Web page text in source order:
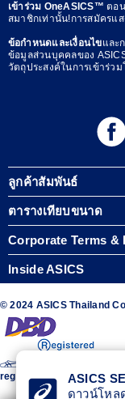
เข้าร่วม OneASICS™ตอ
สมาชิกเท่านั้น!การสมัครแ
ข้อกำหนดและเงื่อนไขและ
ข้อมูลส่วนบุคคลของ
วัตถุประสงค์ในการเข้าร่ว
ลูกค้าสัมพันธ์
ตารางเทียบขนาด
Corporate Terms &
Inside ASICS
© 2024 ASICS Thailand
The stripe design
registered trademark of
ASICS
ดาวน์โหล